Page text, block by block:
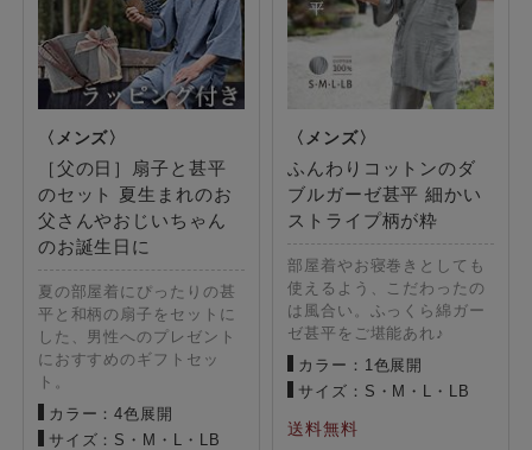
［父の日］扇子と甚平
のセット 夏生まれのお
父さんやおじいちゃん
のお誕生日に
夏の部屋着にぴったりの甚
平と和柄の扇子をセットに
した、男性へのプレゼント
におすすめのギフトセッ
ト。
カラー：4色展開
サイズ：S・M・L・LB
ふんわりコットンのダ
ブルガーゼ甚平 細かい
ストライプ柄が粋
部屋着やお寝巻きとしても
使えるよう、こだわったの
は風合い。ふっくら綿ガー
ゼ甚平をご堪能あれ♪
カラー：1色展開
サイズ：S・M・L・LB